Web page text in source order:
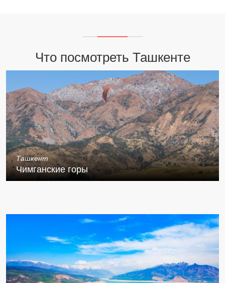
Что посмотреть Ташкенте
Ташкент
Чимганские горы